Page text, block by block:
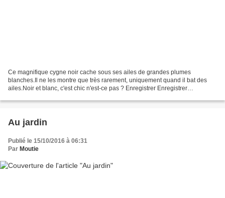
Ce magnifique cygne noir cache sous ses ailes de grandes plumes
blanches.Il ne les montre que très rarement, uniquement quand il bat des
ailes.Noir et blanc, c'est chic n'est-ce pas ? Enregistrer Enregistrer
Au jardin
Publié le 15/10/2016 à 06:31
Par Moutie